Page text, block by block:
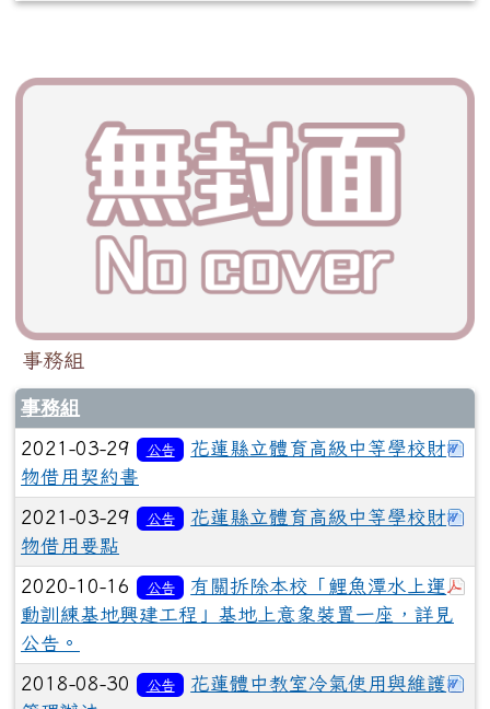
事務組
事務組
2021-03-29 公告
花蓮縣立體育高級中等學校財
物借用契約書
2021-03-29 公告
花蓮縣立體育高級中等學校財
物借用要點
2020-10-16 公告
有關拆除本校「鯉魚潭水上運
動訓練基地興建工程」基地上意象裝置一座，詳見
公告。
2018-08-30 公告
花蓮體中教室冷氣使用與維護